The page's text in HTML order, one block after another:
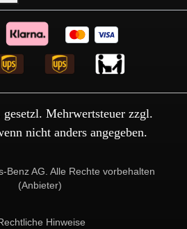
Mehrwertsteuer zzgl.
nicht anders angegeben.
Benz AG. Alle Rechte vorbehalten
(Anbieter)
Hinweise